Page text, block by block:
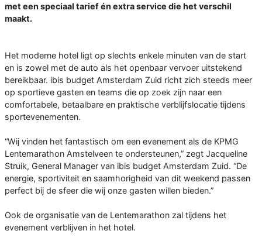
met een speciaal tarief én extra service die het verschil
maakt.
Het moderne hotel ligt op slechts enkele minuten van de start
en is zowel met de auto als het openbaar vervoer uitstekend
bereikbaar. ibis budget Amsterdam Zuid richt zich steeds meer
op sportieve gasten en teams die op zoek zijn naar een
comfortabele, betaalbare en praktische verblijfslocatie tijdens
sportevenementen.
“Wij vinden het fantastisch om een evenement als de KPMG
Lentemarathon Amstelveen te ondersteunen,” zegt Jacqueline
Struik, General Manager van ibis budget Amsterdam Zuid. “De
energie, sportiviteit en saamhorigheid van dit weekend passen
perfect bij de sfeer die wij onze gasten willen bieden.”
Ook de organisatie van de Lentemarathon zal tijdens het
evenement verblijven in het hotel.